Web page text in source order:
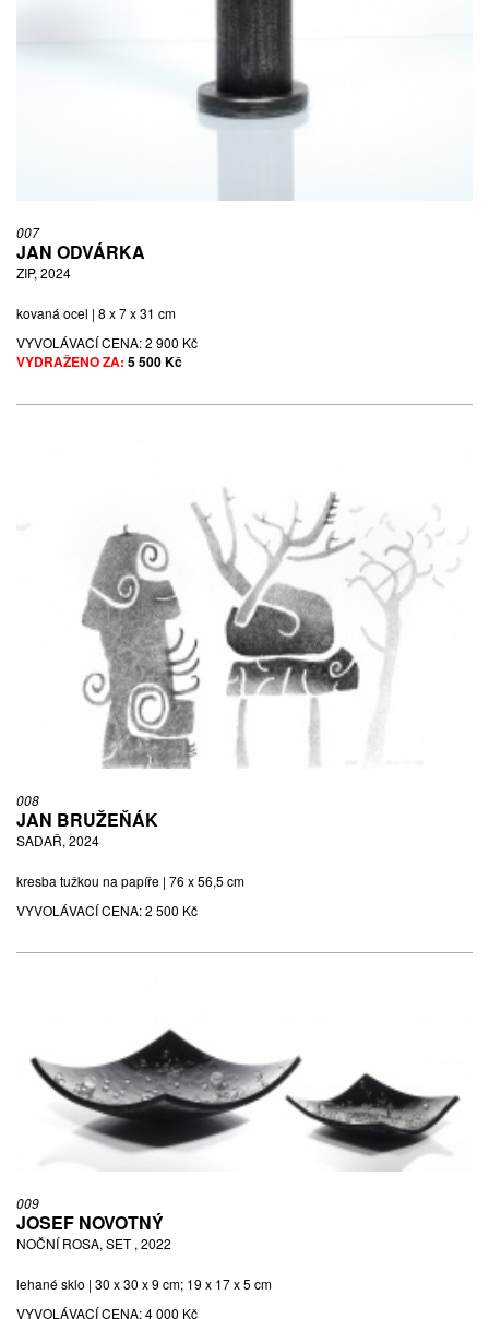
007
JAN ODVÁRKA
ZIP, 2024
kovaná ocel | 8 x 7 x 31 cm
VYVOLÁVACÍ CENA:2 900 Kč
VYDRAŽENO ZA: 5 500 Kč
008
JAN BRUŽEŇÁK
SADAŘ, 2024
kresba tužkou na papíře | 76 x 56,5 cm
VYVOLÁVACÍ CENA:2 500 Kč
009
JOSEF NOVOTNÝ
NOČNÍ ROSA, SET , 2022
lehané sklo | 30 x 30 x 9 cm; 19 x 17 x 5 cm
VYVOLÁVACÍ CENA:4 000 Kč